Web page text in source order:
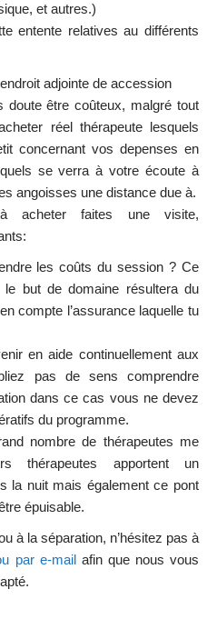
et autres.)
entente relatives au différents
adjointe de accession
doute être coûteux, malgré tout
réel thérapeute lesquels
concernant vos depenses en
se verra à votre écoute à
angoisses une distance due à.
à acheter faites une visite,
les coûts du session ? Ce
le but de domaine résultera du
compte l’assurance laquelle tu
en aide continuellement aux
pas de sens comprendre
dans ce cas vous ne devez
du programme.
nombre de thérapeutes me
thérapeutes apportent un
la nuit mais également ce pont
épuisable.
à la séparation, n’hésitez pas à
par e-mailafin que nous vous